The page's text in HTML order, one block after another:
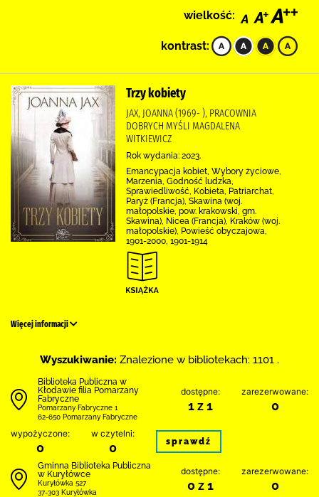
wielkość:
kontrast:
Trzy kobiety
JAX, JOANNA (1969- ), PRACOWNIA
DOBRYCH MYŚLI MAGDALENA
WITKIEWICZ
Rok wydania: 2023.
Emancypacja kobiet, Wybory życiowe,
Marzenia, Godność ludzka,
Sprawiedliwość, Kobieta, Patriarchat,
Paryż (Francja), Skawina (woj.
małopolskie, pow. krakowski, gm.
Skawina), Nicea (Francja), Kraków (woj.
małopolskie), Powieść obyczajowa,
1901-2000, 1901-1914
Więcej informacji
Wyszukiwanie: Znalezione w bibliotekach: 1101 .
Biblioteka Publiczna w
Kłodawie filia Pomarzany
Fabryczne
Pomarzany Fabryczne 1
62-650 Pomarzany Fabryczne
dostępne:
1 z 1
zarezerwowane:
0
wypożyczone:
0
w czytelni:
0 sprawdź
Gminna Biblioteka Publiczna
w Kuryłówce
Kuryłówka 527
37-303 Kuryłówka
dostępne:
0 z 1
zarezerwowane:
0